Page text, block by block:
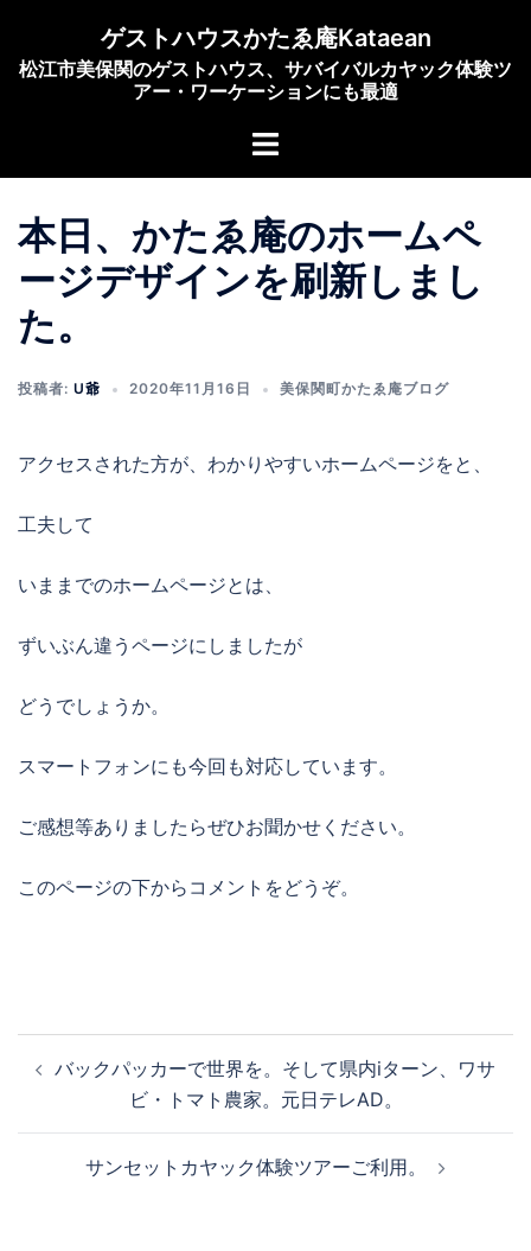
ゲストハウスかたゑ庵Kataean
松江市美保関のゲストハウス、サバイバルカヤック体験ツ
アー・ワーケーションにも最適
ト
メ
ニ
ュ
本日、かたゑ庵のホームペ
ージデザインを刷新しまし
た。
投稿者: U爺 2020年11月16日 美保関町かたゑ庵ブログ
アクセスされた方が、わかりやすいホームページをと、
工夫して
いままでのホームページとは、
ずいぶん違うページにしましたが
どうでしょうか。
スマートフォンにも今回も対応しています。
ご感想等ありましたらぜひお聞かせください。
このページの下からコメントをどうぞ。
稿 バックパッカーで世界を。そして県内iターン、ワサ
ビ・トマト農家。元日テレAD。
サンセットカヤック体験ツアーご利用。